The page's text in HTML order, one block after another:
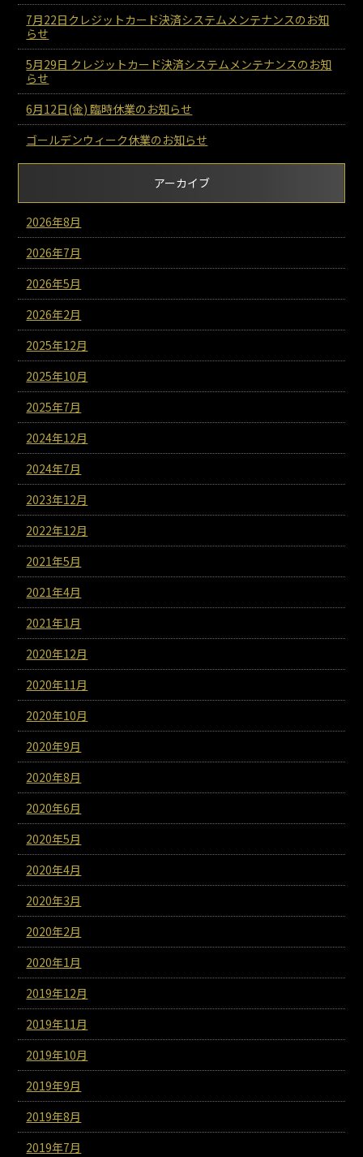
7月22日クレジットカード決済システムメンテナンスのお知
らせ
5月29日 クレジットカード決済システムメンテナンスのお知
らせ
6月12日(金) 臨時休業のお知らせ
ゴールデンウィーク休業のお知らせ
アーカイブ
2026年8月
2026年7月
2026年5月
2026年2月
2025年12月
2025年10月
2025年7月
2024年12月
2024年7月
2023年12月
2022年12月
2021年5月
2021年4月
2021年1月
2020年12月
2020年11月
2020年10月
2020年9月
2020年8月
2020年6月
2020年5月
2020年4月
2020年3月
2020年2月
2020年1月
2019年12月
2019年11月
2019年10月
2019年9月
2019年8月
2019年7月